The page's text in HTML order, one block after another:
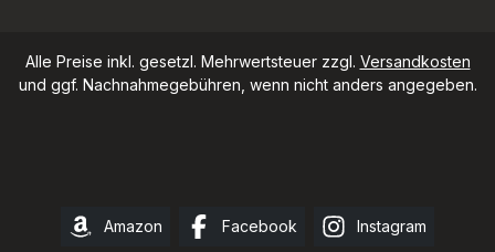
Alle Preise inkl. gesetzl. Mehrwertsteuer zzgl. Versandkosten
und ggf. Nachnahmegebühren, wenn nicht anders angegeben.
Amazon Facebook Instagram